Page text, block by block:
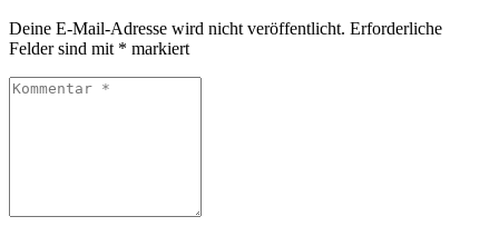
Deine E-Mail-Adresse wird nicht veröffentlicht. Erforderliche
Felder sind mit * markiert
Kommentar